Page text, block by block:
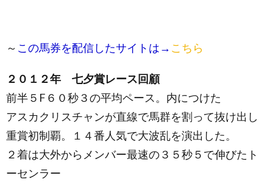
～ この馬券を配信したサイトは→ こちら
２０１２年 七夕賞レース回顧
前半５F６０秒３の平均ペース。内につけた
アスカクリスチャンが直線で馬群を割って抜け出し
重賞初制覇。１４番人気で大波乱を演出した。
２着は大外からメンバー最速の３５秒５で伸びたト
ーセンラー